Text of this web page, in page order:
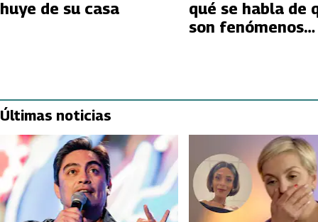
huye de su casa
qué se habla de
son fenómenos
Últimas noticias